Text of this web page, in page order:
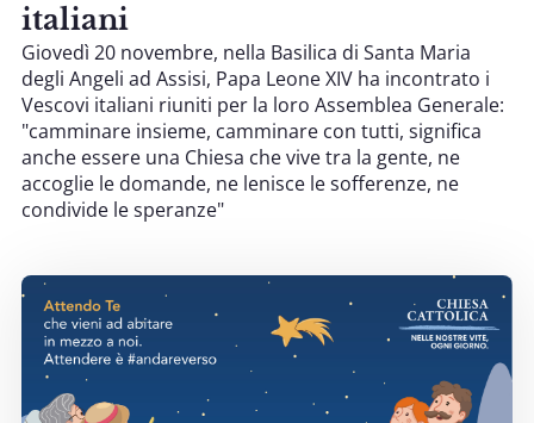
italiani
Giovedì 20 novembre, nella Basilica di Santa Maria
degli Angeli ad Assisi, Papa Leone XIV ha incontrato i
Vescovi italiani riuniti per la loro Assemblea Generale:
"camminare insieme, camminare con tutti, significa
anche essere una Chiesa che vive tra la gente, ne
accoglie le domande, ne lenisce le sofferenze, ne
condivide le speranze"